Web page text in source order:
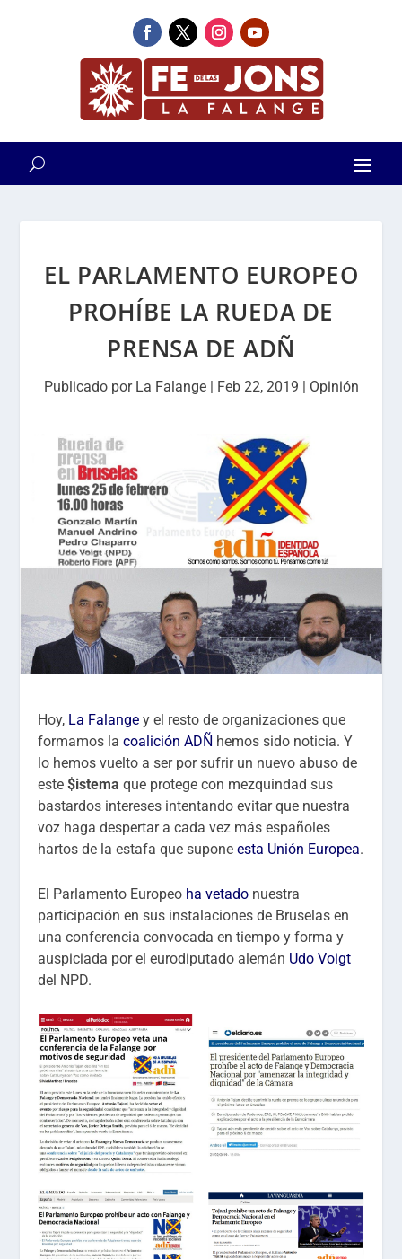
EL PARLAMENTO EUROPEO
PROHÍBE LA RUEDA DE
PRENSA DE ADÑ
Publicado por La Falange| Feb 22, 2019 | Opinión
Hoy, La Falange y el resto de organizaciones que
formamos lacoalición ADÑ hemos sido noticia. Y
lo hemos vuelto a ser por sufrir un nuevo abuso de
este$istema que protege con mezquindad sus
bastardos intereses intentando evitar que nuestra
voz haga despertar a cada vez más españoles
hartos de la estafa que suponeesta Unión Europea.
El Parlamento Europeo ha vetado nuestra
participación en sus instalaciones de Bruselas en
una conferencia convocada en tiempo y forma y
auspiciada por el eurodiputado alemán Udo Voigt
del NPD.